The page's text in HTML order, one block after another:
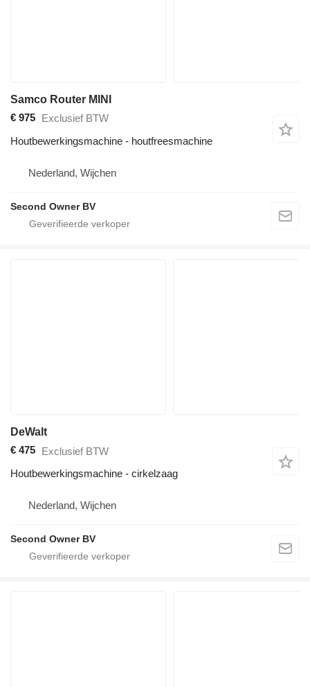
Samco Router MINI
€ 975 Exclusief BTW
Houtbewerkingsmachine - houtfreesmachine
Nederland, Wijchen
Second Owner BV
DeWalt
€ 475 Exclusief BTW
Houtbewerkingsmachine - cirkelzaag
Nederland, Wijchen
Second Owner BV